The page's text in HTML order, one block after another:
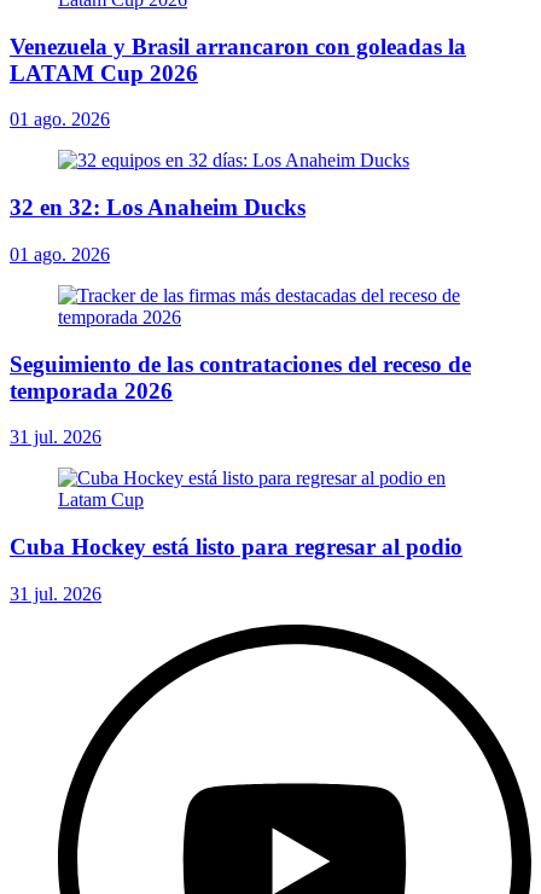
Venezuela y Brasil arrancaron con goleadas la
LATAM Cup 2026
01 ago. 2026
32 en 32: Los Anaheim Ducks
01 ago. 2026
Seguimiento de las contrataciones del receso de
temporada 2026
31 jul. 2026
Cuba Hockey está listo para regresar al podio
31 jul. 2026